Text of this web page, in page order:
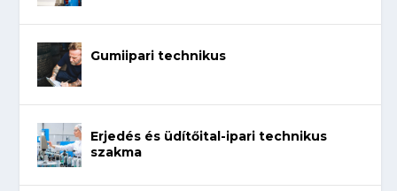
Gumiipari technikus
Erjedés és üdítőital-ipari technikus
szakma